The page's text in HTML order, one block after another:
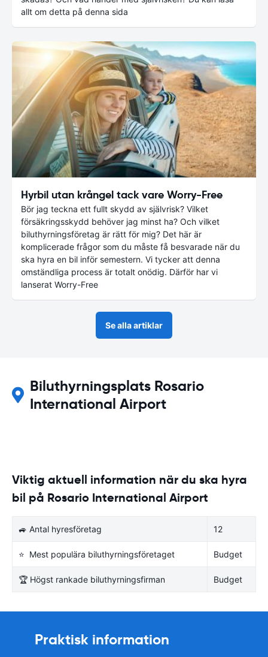
allt om detta på denna sida
Hyrbil utan krångel tack vare Worry-Free
Bör jag teckna ett fullt skydd av självrisk? Vilket
försäkringsskydd behöver jag minst ha? Och vilket
biluthyrningsföretag är rätt för mig? Det här är
komplicerade frågor som du måste få besvarade när du
ska hyra en bil inför semestern. Vi tycker att denna
omständliga process är totalt onödig. Därför har vi
lanserat Worry-Free
Se alla artiklar
Biluthyrningsplats Rosario
International Airport
Viktig aktuell information när du ska hyra
bil på Rosario International Airport
🚙 Antal hyresföretag 12
⭐ Mest populära biluthyrningsföretaget Budget
🏆 Högst rankade biluthyrningsfirman Budget
Praktisk information